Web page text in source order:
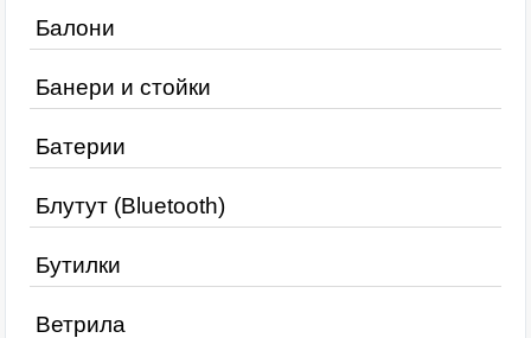
Балони
Банери и стойки
Батерии
Блутут (Bluetooth)
Бутилки
Ветрила